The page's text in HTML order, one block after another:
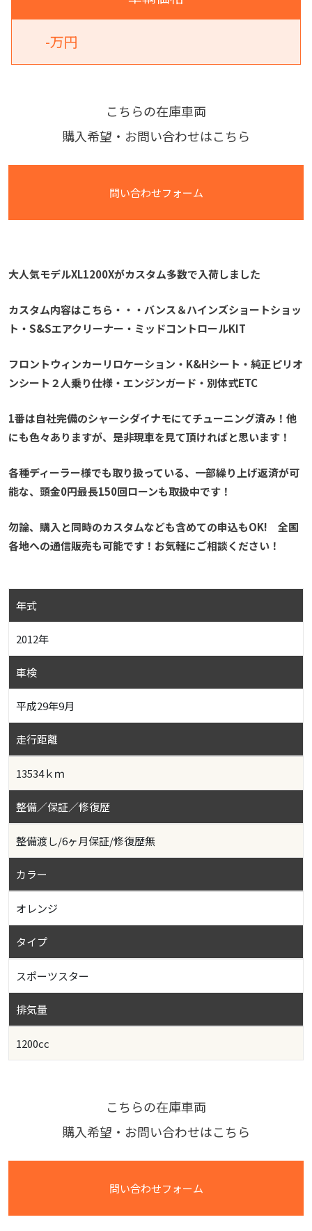
-万円
こちらの在庫車両
購入希望・お問い合わせはこちら
問い合わせフォーム
大人気モデルXL1200Xがカスタム多数で入荷しました
カスタム内容はこちら・・・バンス＆ハインズショートショッ
ト・S&Sエアクリーナー・ミッドコントロールKIT
フロントウィンカーリロケーション・K&Hシート・純正ピリオ
ンシート２人乗り仕様・エンジンガード・別体式ETC
1番は自社完備のシャーシダイナモにてチューニング済み！他
にも色々ありますが、是非現車を見て頂ければと思います！
各種ディーラー様でも取り扱っている、一部繰り上げ返済が可
能な、頭金0円最長150回ローンも取扱中です！
勿論、購入と同時のカスタムなども含めての申込もOK! 全国
各地への通信販売も可能です！お気軽にご相談ください！
年式
2012年
車検
平成29年9月
走行距離
13534ｋｍ
整備／保証／修復歴
整備渡し/6ヶ月保証/修復歴無
カラー
オレンジ
タイプ
スポーツスター
排気量
1200cc
こちらの在庫車両
購入希望・お問い合わせはこちら
問い合わせフォーム